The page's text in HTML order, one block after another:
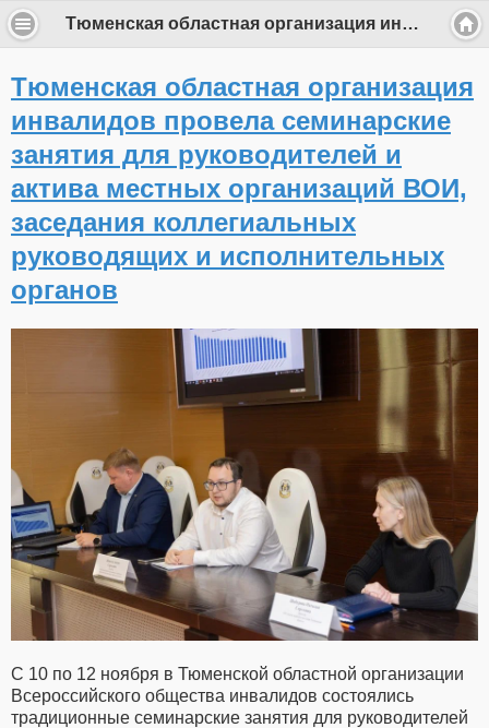
Тюменская областная организация инвалидов провела семинарские занятия для руководителей и актива местных организаций ВОИ, заседания коллегиальных руководящих и исполнительных органов
Тюменская областная организация
инвалидов провела семинарские
занятия для руководителей и
актива местных организаций ВОИ,
заседания коллегиальных
руководящих и исполнительных
органов
С 10 по 12 ноября в Тюменской областной организации
Всероссийского общества инвалидов состоялись
традиционные семинарские занятия для руководителей